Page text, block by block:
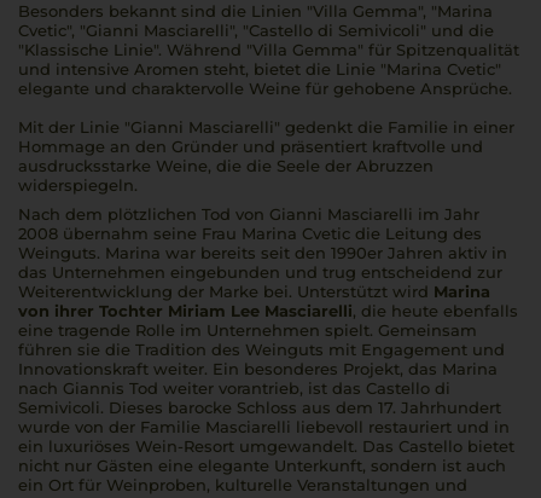
Besonders bekannt sind die Linien "Villa Gemma", "Marina
Cvetic", "Gianni Masciarelli", "Castello di Semivicoli" und die
"Klassische Linie". Während "Villa Gemma" für Spitzenqualität
und intensive Aromen steht, bietet die Linie "Marina Cvetic"
elegante und charaktervolle Weine für gehobene Ansprüche.
Mit der Linie "Gianni Masciarelli" gedenkt die Familie in einer
Hommage an den Gründer und präsentiert kraftvolle und
ausdrucksstarke Weine, die die Seele der Abruzzen
widerspiegeln.
Nach dem plötzlichen Tod von Gianni Masciarelli im Jahr
2008 übernahm seine Frau Marina Cvetic die Leitung des
Weinguts. Marina war bereits seit den 1990er Jahren aktiv in
das Unternehmen eingebunden und trug entscheidend zur
Weiterentwicklung der Marke bei. Unterstützt wird Marina
von ihrer Tochter Miriam Lee Masciarelli, die heute ebenfalls
eine tragende Rolle im Unternehmen spielt. Gemeinsam
führen sie die Tradition des Weinguts mit Engagement und
Innovationskraft weiter. Ein besonderes Projekt, das Marina
nach Giannis Tod weiter vorantrieb, ist das Castello di
Semivicoli. Dieses barocke Schloss aus dem 17. Jahrhundert
wurde von der Familie Masciarelli liebevoll restauriert und in
ein luxuriöses Wein-Resort umgewandelt. Das Castello bietet
nicht nur Gästen eine elegante Unterkunft, sondern ist auch
ein Ort für Weinproben, kulturelle Veranstaltungen und